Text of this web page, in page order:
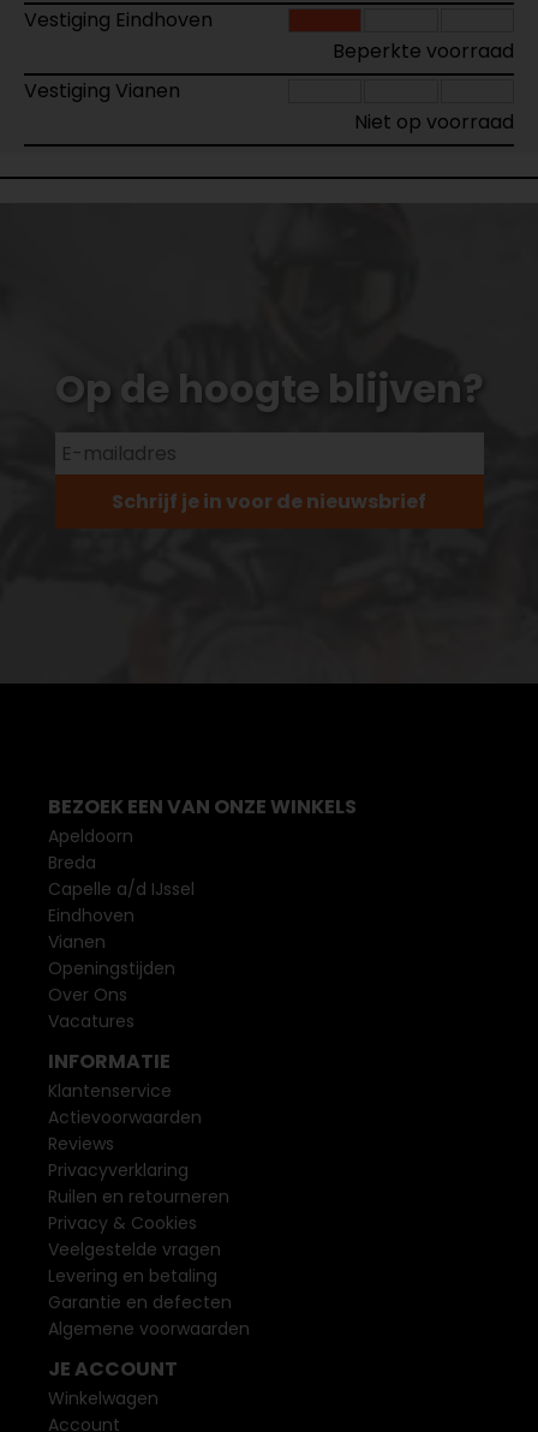
Vestiging Eindhoven
Beperkte voorraad
Vestiging Vianen
Niet op voorraad
Op de hoogte blijven?
Schrijf je in voor de nieuwsbrief
BEZOEK EEN VAN ONZE WINKELS
Apeldoorn
Breda
Capelle a/d IJssel
Eindhoven
Vianen
Openingstijden
Over Ons
Vacatures
INFORMATIE
Klantenservice
Actievoorwaarden
Reviews
Privacyverklaring
Ruilen en retourneren
Privacy & Cookies
Veelgestelde vragen
Levering en betaling
Garantie en defecten
Algemene voorwaarden
JE ACCOUNT
Winkelwagen
Account